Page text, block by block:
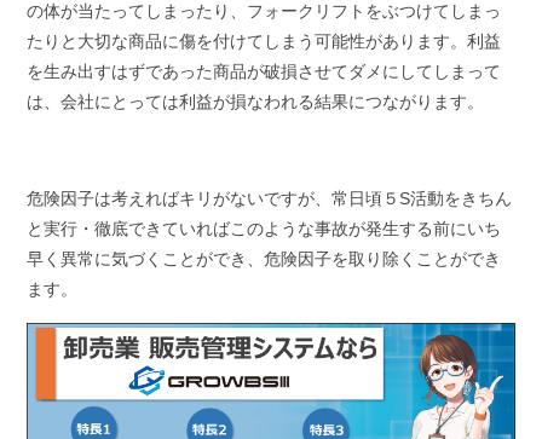
の体が当たってしまったり、フォークリフトをぶつけてしまっ
たりと大切な商品に傷を付けてしまう可能性があります。利益
を生み出すはずであった商品が破損させてダメにしてしまって
は、会社にとっては利益が損なわれる結果につながります。
危険因子は考えればキリがないですが、常日頃５S活動をきちん
と実行・徹底できていればこのような事故が発生する前にいち
早く異常に気づくことができ、危険因子を取り除くことができ
ます。